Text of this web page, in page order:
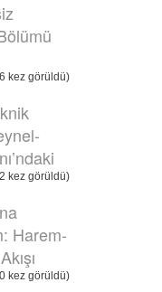
kez görüldü)
kez görüldü)
Harem-
kez görüldü)